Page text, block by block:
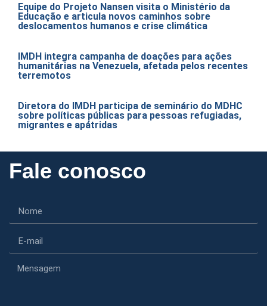
Equipe do Projeto Nansen visita o Ministério da
Educação e articula novos caminhos sobre
deslocamentos humanos e crise climática
IMDH integra campanha de doações para ações
humanitárias na Venezuela, afetada pelos recentes
terremotos
Diretora do IMDH participa de seminário do MDHC
sobre políticas públicas para pessoas refugiadas,
migrantes e apátridas
Fale conosco